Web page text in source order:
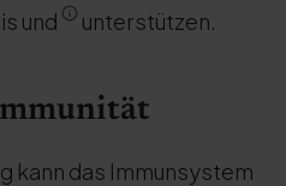
und
unterstützen.
kann das Immunsystem